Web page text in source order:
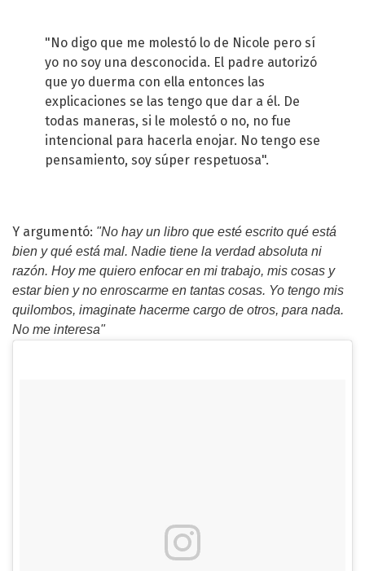
"No digo que me molestó lo de Nicole pero sí
yo no soy una desconocida. El padre autorizó
que yo duerma con ella entonces las
explicaciones se las tengo que dar a él. De
todas maneras, si le molestó o no, no fue
intencional para hacerla enojar. No tengo ese
pensamiento, soy súper respetuosa".
Y argumentó: "No hay un libro que esté escrito qué está
bien y qué está mal. Nadie tiene la verdad absoluta ni
razón. Hoy me quiero enfocar en mi trabajo, mis cosas y
estar bien y no enroscarme en tantas cosas. Yo tengo mis
quilombos, imaginate hacerme cargo de otros, para nada.
No me interesa"